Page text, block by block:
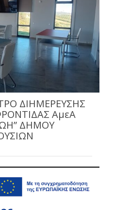
ΔΙΗΜΕΡΕΥΣΗΣ
ΑμεΑ
ΔΗΜΟΥ